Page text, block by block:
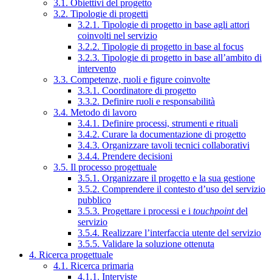
3.1. Obiettivi del progetto
3.2. Tipologie di progetti
3.2.1. Tipologie di progetto in base agli attori
coinvolti nel servizio
3.2.2. Tipologie di progetto in base al focus
3.2.3. Tipologie di progetto in base all’ambito di
intervento
3.3. Competenze, ruoli e figure coinvolte
3.3.1. Coordinatore di progetto
3.3.2. Definire ruoli e responsabilità
3.4. Metodo di lavoro
3.4.1. Definire processi, strumenti e rituali
3.4.2. Curare la documentazione di progetto
3.4.3. Organizzare tavoli tecnici collaborativi
3.4.4. Prendere decisioni
3.5. Il processo progettuale
3.5.1. Organizzare il progetto e la sua gestione
3.5.2. Comprendere il contesto d’uso del servizio
pubblico
3.5.3. Progettare i processi e i touchpointdel
servizio
3.5.4. Realizzare l’interfaccia utente del servizio
3.5.5. Validare la soluzione ottenuta
4. Ricerca progettuale
4.1. Ricerca primaria
4.1.1. Interviste